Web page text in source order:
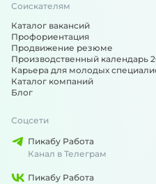
Соискателям
Каталог вакансий
Профориентация
Продвижение резюме
Производственный календарь
Карьера для молодых
Каталог компаний
Блог
Соцсети
Пикабу Работа
Канал в Телеграм
Пикабу Работа